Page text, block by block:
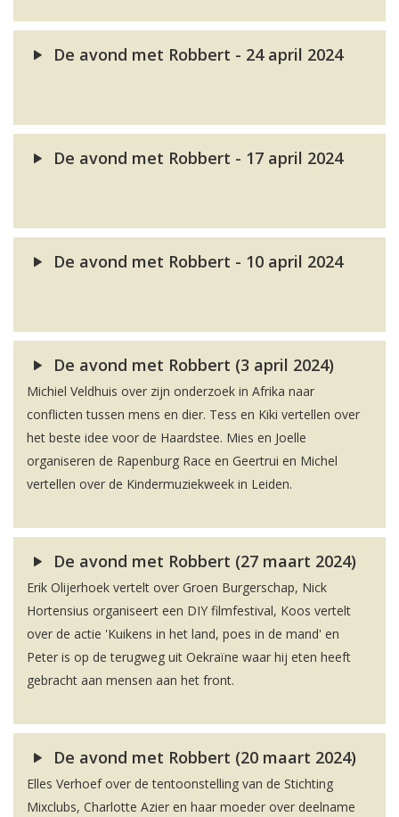
De avond met Robbert - 24 april 2024
De avond met Robbert - 17 april 2024
De avond met Robbert - 10 april 2024
De avond met Robbert (3 april 2024)
Michiel Veldhuis over zijn onderzoek in Afrika naar
conflicten tussen mens en dier. Tess en Kiki vertellen over
het beste idee voor de Haardstee. Mies en Joelle
organiseren de Rapenburg Race en Geertrui en Michel
vertellen over de Kindermuziekweek in Leiden.
De avond met Robbert (27 maart 2024)
Erik Olijerhoek vertelt over Groen Burgerschap, Nick
Hortensius organiseert een DIY filmfestival, Koos vertelt
over de actie 'Kuikens in het land, poes in de mand' en
Peter is op de terugweg uit Oekraïne waar hij eten heeft
gebracht aan mensen aan het front.
De avond met Robbert (20 maart 2024)
Elles Verhoef over de tentoonstelling van de Stichting
Mixclubs, Charlotte Azier en haar moeder over deelname